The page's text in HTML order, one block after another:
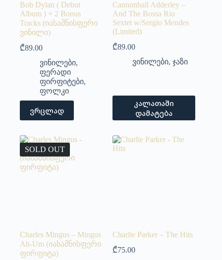
Bob Dylan ( Debut
Album ) + 2 Bonus
Tracks (იასამნისფერი
ვინილი)
₾89.00
ვინილები,
ფერადი
ფირფიტები,
ფოლკი
ვრცლად
Cannonball Adderley –
And The Bossa Rio
Sextet w/Sergio Mendes
(Limited)
₾89.00
ვინილები,ჯაზი
კალათაში
დამატება
SOLD OUT
Charles Mingus – Mingus
Ah-Um (იასამნისფერი
ფირფიტა)
Charlie Parker – The Hits
₾75.00